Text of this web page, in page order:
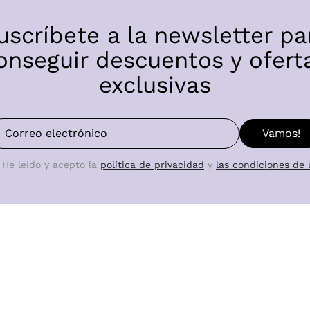
a la newsletter
descuentos y
exclusivas
Vamos!
He leído y acepto la política de privacidad y las condiciones de